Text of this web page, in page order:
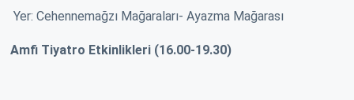
Yer: Cehennemağzı Mağaraları- Ayazma Mağarası
Amfi Tiyatro Etkinlikleri (16.00-19.30)